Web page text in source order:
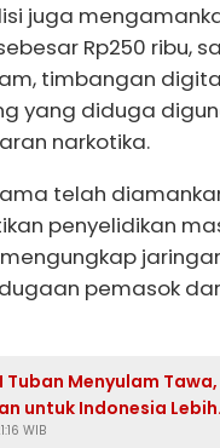
juga
Rp250 ribu,
timbangan
yang diduga
narkotika.
telah
penyelidikan
pemasok
Tuban Menyulam Tawa,
untuk Indonesia Lebih
WIB